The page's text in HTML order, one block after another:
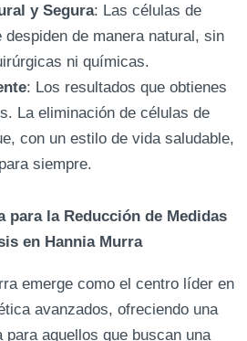
y Segura: Las células de
de manera natural, sin
ni químicas.
: Los resultados que obtienes
La eliminación de células de
con un estilo de vida saludable,
siempre.
para la Reducción de Medidas
en Hannia Murra
emerge como el centro líder en
avanzados, ofreciendo una
aquellos que buscan una